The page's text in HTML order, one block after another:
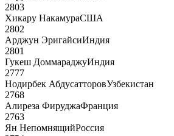
2803
Хикару НакамураСША
2802
Арджун ЭригайсиИндия
2801
Гукеш ДоммараджуИндия
2777
Нодирбек АбдусатторовУзбекистан
2768
Алиреза ФируджаФранция
2763
Ян НепомнящийРоссия